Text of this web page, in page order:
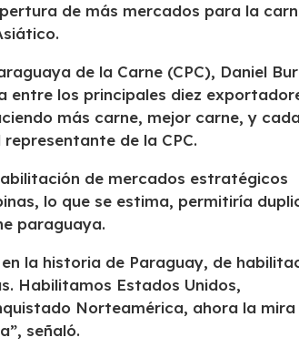
de más mercados para la
de la Carne (CPC), Daniel
entre los principales diez
más carne, mejor carne, y
de la CPC.
de mercados estratégicos
lo que se estima, permitiría
paraguaya.
la historia de Paraguay, de
Habilitamos Estados Unidos,
Norteamérica, ahora la mira
señaló.